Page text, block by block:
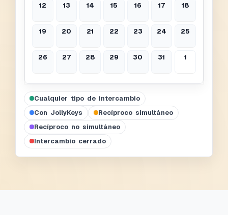
12 13 14 15 16 17 18
19 20 21 22 23 24 25
26 27 28 29 30 31 1
Cualquier tipo de intercambio
Con JollyKeys
Recíproco simultáneo
Recíproco no simultáneo
Intercambio cerrado